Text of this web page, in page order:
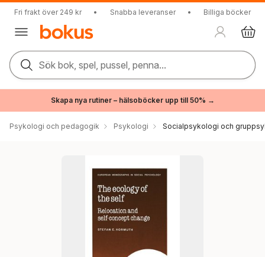
Fri frakt över 249 kr • Snabba leveranser • Billiga böcker
Sök bok, spel, pussel, penna...
Skapa nya rutiner – hälsoböcker upp till 50% →
Psykologi och pedagogik Psykologi Socialpsykologi och